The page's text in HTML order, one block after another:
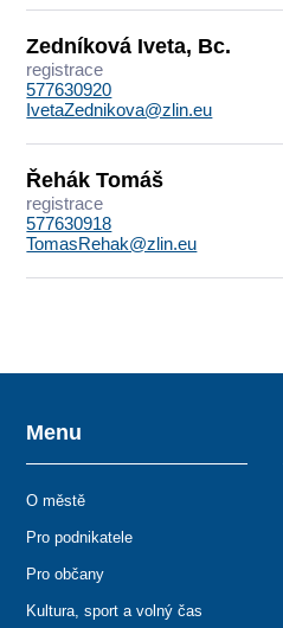
Zedníková Iveta, Bc.
registrace
577630920
IvetaZednikova@zlin.eu
Řehák Tomáš
registrace
577630918
TomasRehak@zlin.eu
Menu
O městě
Pro podnikatele
Pro občany
Kultura, sport a volný čas